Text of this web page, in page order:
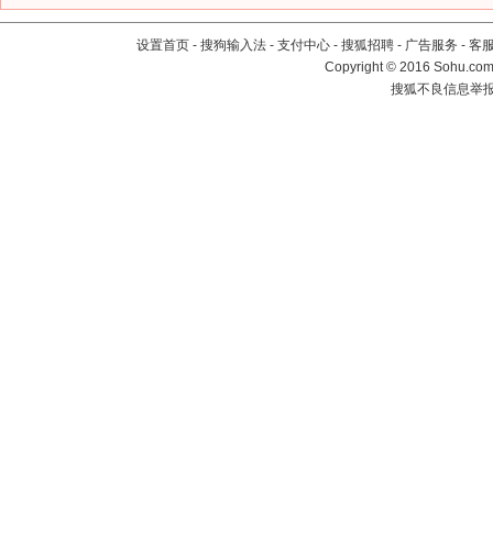
设置首页 - 搜狗输入法 - 支付中心 - 搜狐招聘 - 广告服务 - 客
Copyright©2016
搜狐不良信息举